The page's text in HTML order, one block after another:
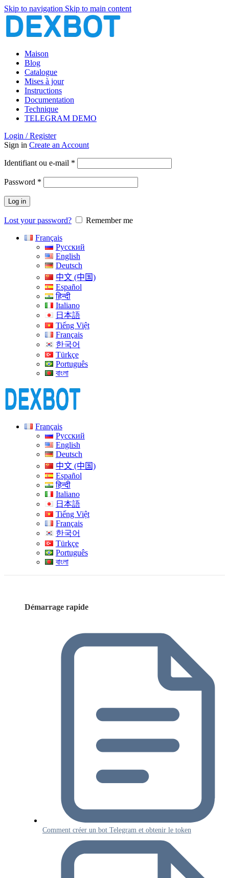
Skip to navigation Skip to main content
Maison
Blog
Catalogue
Mises à jour
Instructions
Documentation
Technique
TELEGRAM DEMO
Login / Register
Sign in Create an Account
Identifiant ou e-mail *
Password *
Log in
Lost your password?
Remember me
Français
Русский
English
Deutsch
中文 (中国)
Español
हिन्दी
Italiano
日本語
Tiếng Việt
Français
한국어
Türkçe
Português
বাংলা
Français
Русский
English
Deutsch
中文 (中国)
Español
हिन्दी
Italiano
日本語
Tiếng Việt
Français
한국어
Türkçe
Português
বাংলা
Démarrage rapide
Comment créer un bot Telegram et obtenir le token